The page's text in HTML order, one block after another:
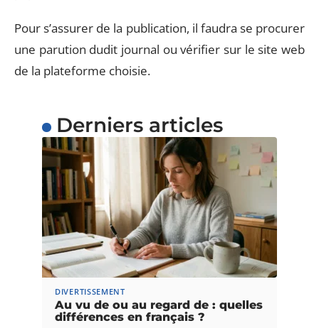
Pour s’assurer de la publication, il faudra se procurer
une parution dudit journal ou vérifier sur le site web
de la plateforme choisie.
Derniers articles
DIVERTISSEMENT
Au vu de ou au regard de : quelles
différences en français ?